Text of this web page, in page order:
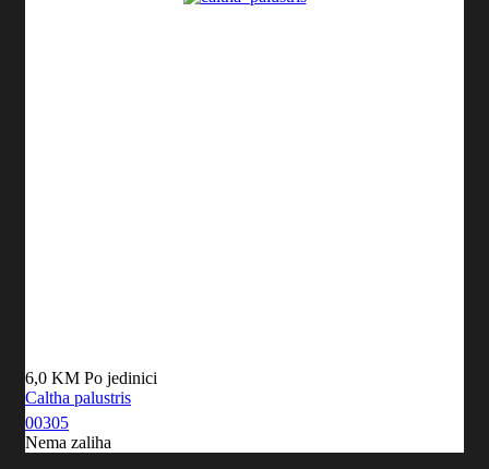
6,0 KM Po jedinici
Caltha palustris
00305
Nema zaliha